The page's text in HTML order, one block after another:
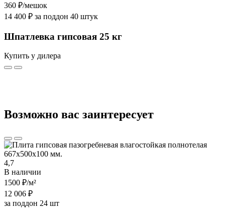
360 ₽/мешок
14 400 ₽ за поддон 40 штук
Шпатлевка гипсовая 25 кг
Купить у дилера
Возможно вас заинтересует
4,7
В наличии
1500 ₽/м²
12 006 ₽
за поддон 24 шт